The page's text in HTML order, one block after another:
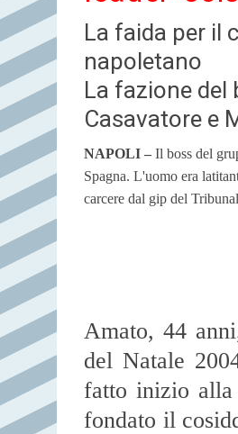
La faida per il
napoletano
La fazione del
Casavatore e
NAPOLI – Il boss del
Spagna. L'uomo era
carcere dal gip del
Amato, 44
del Natale
fatto inizio
fondato il